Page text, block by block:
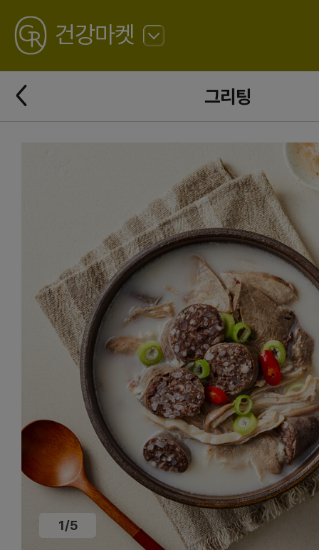
GREATING
건강마켓
로
그리팅
뒤
로
가
1/5